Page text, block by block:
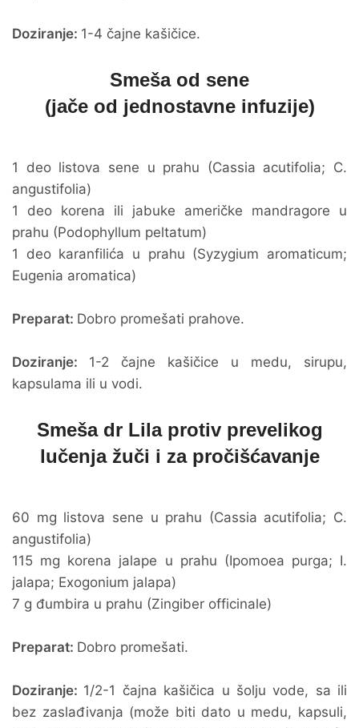
Doziranje: 1-4 čajne kašičice.
Smeša od sene
(jače od jednostavne infuzije)
1 deo listova sene u prahu (Cassia acutifolia; C.
angustifolia)
1 deo korena ili jabuke američke mandragore u
prahu (Podophyllum peltatum)
1 deo karanfilića u prahu (Syzygium aromaticum;
Eugenia aromatica)
Preparat: Dobro promešati prahove.
Doziranje: 1-2 čajne kašičice u medu, sirupu,
kapsulama ili u vodi.
Smeša dr Lila protiv prevelikog
lučenja žuči i za pročišćavanje
60 mg listova sene u prahu (Cassia acutifolia; C.
angustifolia)
115 mg korena jalape u prahu (Ipomoea purga; I.
jalapa; Exogonium jalapa)
7 g đumbira u prahu (Zingiber officinale)
Preparat: Dobro promešati.
Doziranje: 1/2-1 čajna kašičica u šolju vode, sa ili
bez zaslađivanja (može biti dato u medu, kapsuli,